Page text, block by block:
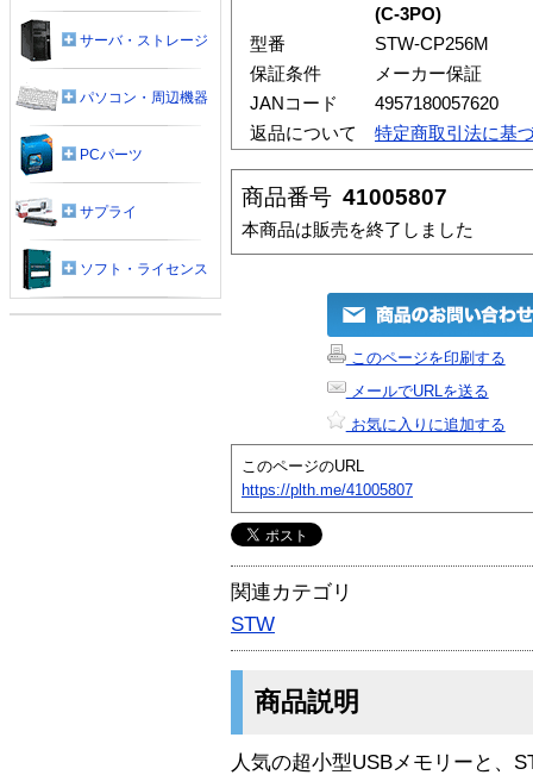
(C-3PO)
型番
STW-CP256M
保証条件
メーカー保証
JANコード
4957180057620
返品について
特定商取引法に基
商品番号 41005807
本商品は販売を終了しました
このページを印刷する
メールでURLを送る
お気に入りに追加する
このページのURL
https://plth.me/41005807
関連カテゴリ
STW
商品説明
人気の超小型USBメモリーと、
サーバ・ストレージ
パソコン・周辺機器
PCパーツ
サプライ
ソフト・ライセンス